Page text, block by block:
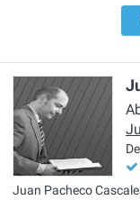
Juan Pacheco